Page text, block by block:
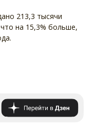
213,3 тысячи
на 15,3% больше,